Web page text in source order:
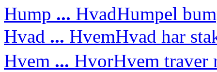
Hump ... HvadHumpel
Hvad ... HvemHvad har
Hvem ... HvorHvem